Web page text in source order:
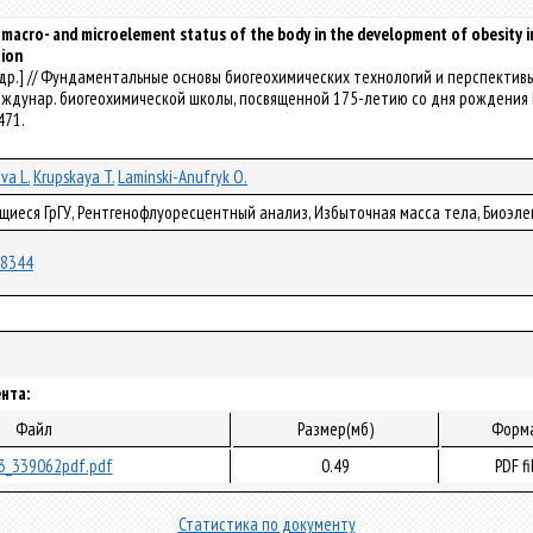
and microelement status of the body in the development of obesity
// Фундаментальные основы биогеохимических технологий и
биогеохимической школы, посвященной 175-летию со дня рождения
L.Krupskaya T.Laminski-Anufryk O.
ГрГУ, Рентгенофлуоресцентный анализ, Избыточная масса тела,
Файл
Размер(мб)
0.49 PDF
Статистика по документу